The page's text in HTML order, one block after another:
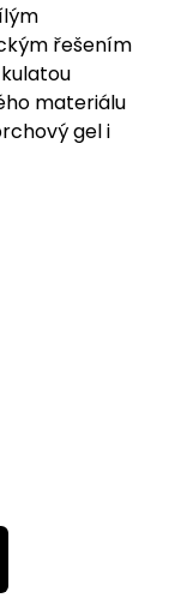
řešením
materiálu
gel i